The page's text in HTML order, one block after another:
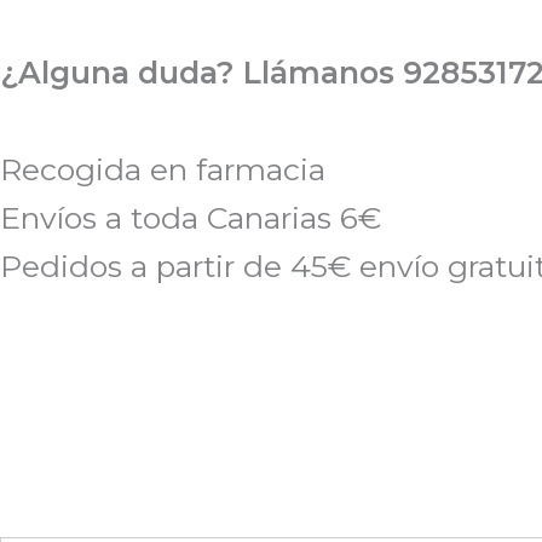
al
¿Alguna duda? Llámanos
Recogida en farmacia
Envíos a toda Canarias 6€
Pedidos a partir de 45€ envío